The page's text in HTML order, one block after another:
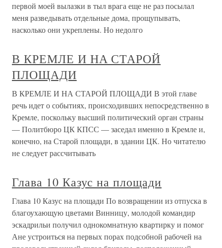
первой моей вылазки в тыл врага еще не раз посылал
меня разведывать отдельные дома, прощупывать,
насколько они укреплены. Но недолго
В КРЕМЛЕ И НА СТАРОЙ
ПЛОЩАДИ
В КРЕМЛЕ И НА СТАРОЙ ПЛОЩАДИ В этой главе
речь идет о событиях, происходивших непосредственно в
Кремле, поскольку высший политический орган страны
— Политбюро ЦК КПСС — заседал именно в Кремле и,
конечно, на Старой площади, в здании ЦК. Но читателю
не следует рассчитывать
Глава 10 Казус на площади
Глава 10 Казус на площади По возвращении из отпуска в
благоухающую цветами Винницу, молодой командир
эскадрильи получил однокомнатную квартирку и помог
Ане устроиться на первых порах подсобной рабочей на